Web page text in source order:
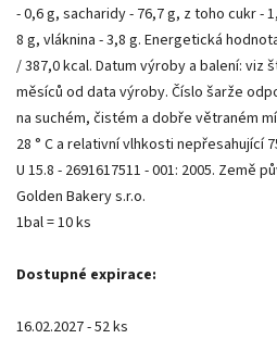
- 0,6 g, sacharidy - 76,7 g, z toho cukr -
8 g, vláknina - 3,8 g. Energetická
/ 387,0 kcal. Datum výroby a balení: viz
měsíců od data výroby. Číslo šarže
na suchém, čistém a dobře větraném
28 ° C a relativní vlhkosti nepřesahující
U 15.8 - 2691617511 - 001: 2005. Země
Golden Bakery s.r.o.
1bal = 10 ks
Dostupné expirace:
16.02.2027 - 52 ks